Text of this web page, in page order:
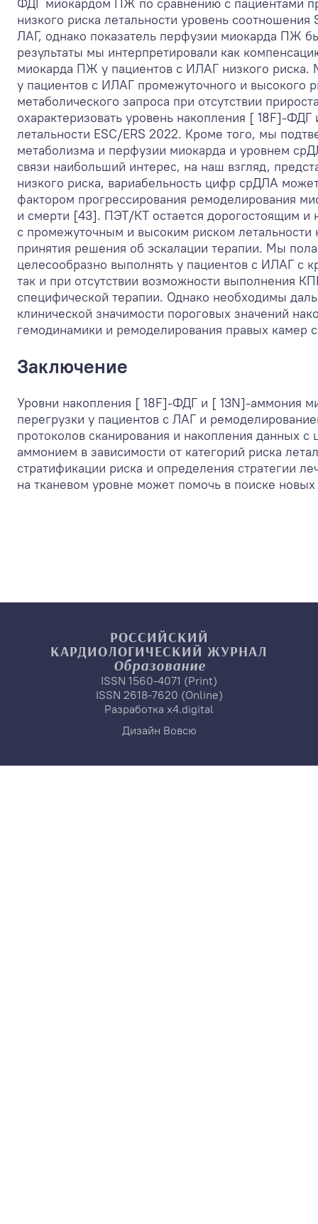
ФДГ миокардом ПЖ по сравнению с пациентами
низкого риска летальности уровень
ЛАГ, однако показатель перфузии миокарда ПЖ
результаты мы интерпретировали как
миокарда ПЖ у пациентов с ИЛАГ низкого
у пациентов с ИЛАГ промежуточного и высокого
метаболического запроса при отсутствии
охарактеризовать уровень накопления [ 18F]-
летальности ESC/ERS 2022. Кроме того, мы
метаболизма и перфузии миокарда и уровнем
связи наибольший интерес, на наш взгляд,
низкого риска, вариабельность цифр срДЛА
фактором прогрессирования ремоделирования
и смерти [43]. ПЭТ/КТ остается дорогостоящим и
с промежуточным и высоким риском
принятия решения об эскалации терапии. Мы
целесообразно выполнять у пациентов с ИЛАГ с
так и при отсутствии возможности выполнения
специфической терапии. Однако необходимы
клинической значимости пороговых значений
гемодинамики и ремоделирования правых камер
Заключение
Уровни накопления [ 18F]-ФДГ и [ 13N]-аммония
перегрузки у пациентов с ЛАГ и
протоколов сканирования и накопления данных
аммонием в зависимости от категорий риска
стратификации риска и определения стратегии
на тканевом уровне может помочь в поиске
РОССИЙСКИЙ
КАРДИОЛОГИЧЕСКИЙ ЖУРНАЛ
Образование
ISSN 1560-4071 (Print)
ISSN 2618-7620 (Online)
Разработка x4.digital
Дизайн Вовсю